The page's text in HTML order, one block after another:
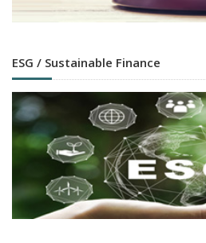
ESG / Sustainable Finance